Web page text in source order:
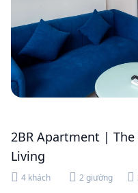
2BR Apartment |
Living
4 khách 2 giường